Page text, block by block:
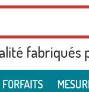
fabriqués
FORFAITS